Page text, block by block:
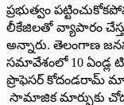
ప్రభుత్వం
లీకేజిలతో వ్యాపారం
అన్నారు. తెలంగాణ
సమావేశంలో 10 ఏండ్ల
ప్రొఫెసర్‌ ‌కోదండరామ్‌
సామాజిక మార్పుకు